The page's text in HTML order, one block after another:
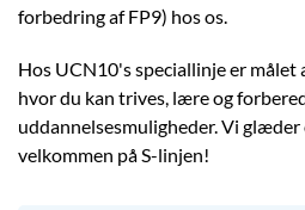
forbedring af FP9) hos os.
Hos UCN10's speciallinje er målet
hvor du kan trives, lære og
uddannelsesmuligheder. Vi glæder
velkommen på S-linjen!